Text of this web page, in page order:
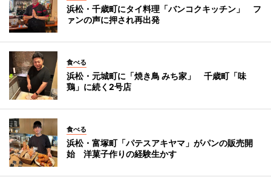
浜松・千歳町にタイ料理「バンコクキッチン」 フ
ァンの声に押され再出発
食べる
浜松・元城町に「焼き鳥 みち家」 千歳町「味
鶏」に続く2号店
食べる
浜松・富塚町「パテスアキヤマ」がパンの販売開
始 洋菓子作りの経験生かす